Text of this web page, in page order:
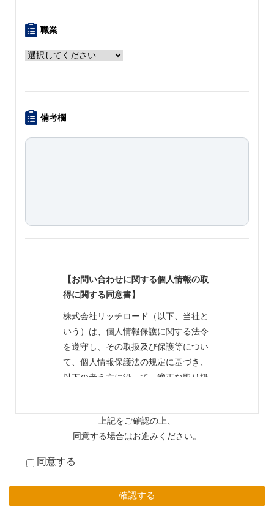
職業
備考欄
【お問い合わせに関する個人情報の取
得に関する同意書】
株式会社リッチロード（以下、当社と
いう）は、個人情報保護に関する法令
を遵守し、その取扱及び保護等につい
て、個人情報保護法の規定に基づき、
以下の考え方に沿って、適正な取り扱
当社の名称
法務・総務部 課長
mail:info@richroad.co.jp
上記をご確認の上、
同意する場合はお進みください。
同意する